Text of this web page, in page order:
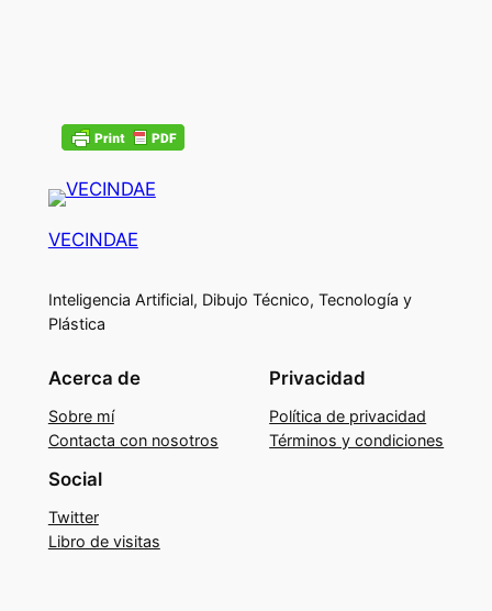
VECINDAE
Inteligencia Artificial, Dibujo Técnico, Tecnología y
Plástica
Acerca de
Sobre mí
Contacta con nosotros
Privacidad
Política de privacidad
Términos y condiciones
Social
Twitter
Libro de visitas